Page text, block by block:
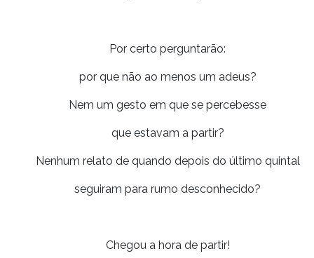
Por certo perguntarão:
por que não ao menos um adeus?
Nem um gesto em que se percebesse
que estavam a partir?
Nenhum relato de quando depois do último quintal
seguiram para rumo desconhecido?
Chegou a hora de partir!